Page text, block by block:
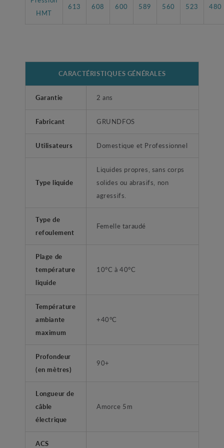
HMT
613 608 600 589 560 523 480
CARACTÉRISTIQUES GÉNÉRALES
Garantie 2 ans
Fabricant GRUNDFOS
Utilisateurs Domestique et Professionnel
Type liquide
Liquides propres, sans corps
solides ou abrasifs, non
agressifs.
Type de
refoulement
Femelle taraudé
Plage de
température
liquide
10°C à 40°C
Température
ambiante
maximum
+40°C
Profondeur
(en mètres)
90+
Longueur de
câble
électrique
Amorce 5m
ACS